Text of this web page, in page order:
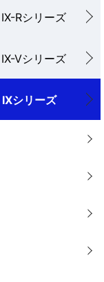
Rシリーズ
Vシリーズ
シリーズ